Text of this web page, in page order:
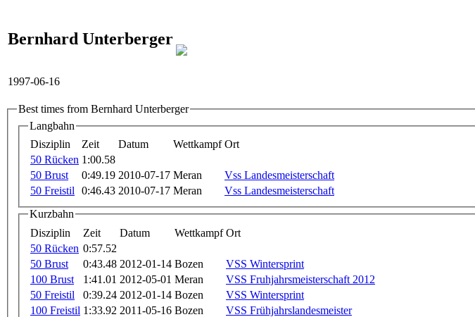
Bernhard Unterberger
1997-06-16
Best times from Bernhard Unterberger
Langbahn
Disziplin
Zeit Datum Wettkampf Ort
50 Rücken 1:00.58
50 Brust
0:49.19 2010-07-17 Meran
Vss Landesmeisterschaft
50 Freistil
0:46.43 2010-07-17 Meran
Vss Landesmeisterschaft
Kurzbahn
Disziplin
Zeit Datum Wettkampf Ort
50 Rücken 0:57.52
50 Brust
0:43.48 2012-01-14 Bozen
VSS Wintersprint
100 Brust
1:41.01 2012-05-01 Meran
VSS Fruhjahrsmeisterschaft 2012
50 Freistil
0:39.24 2012-01-14 Bozen
VSS Wintersprint
100 Freistil 1:33.92 2011-05-16 Bozen VSS Frühjahrslandesmeister